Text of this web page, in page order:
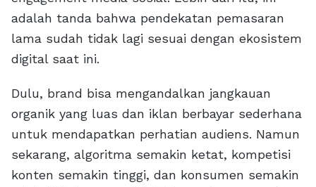
adalah tanda bahwa pendekatan pemasaran
lama sudah tidak lagi sesuai dengan ekosistem
digital saat ini.
Dulu, brand bisa mengandalkan jangkauan
organik yang luas dan iklan berbayar sederhana
untuk mendapatkan perhatian audiens. Namun
sekarang, algoritma semakin ketat, kompetisi
konten semakin tinggi, dan konsumen semakin